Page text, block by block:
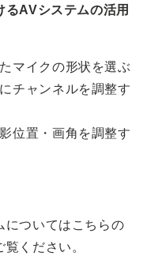
AVシステムの活用
マイクの形状を選ぶ
チャンネルを調整す
位置・画角を調整す
についてはこちらの
ください。